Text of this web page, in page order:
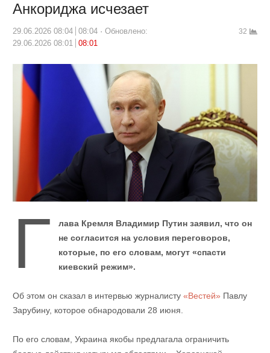
Анкориджа исчезает
29.06.2026 08:04 08:04
Обновлено:
29.06.2026 08:01
08:01
32
Г
лава Кремля Владимир Путин заявил, что он
не согласится на условия переговоров,
которые, по его словам, могут «спасти
киевский режим».
Об этом он сказал в интервью журналисту «Вестей»Павлу
Зарубину, которое обнародовали 28 июня.
По его словам, Украина якобы предлагала ограничить